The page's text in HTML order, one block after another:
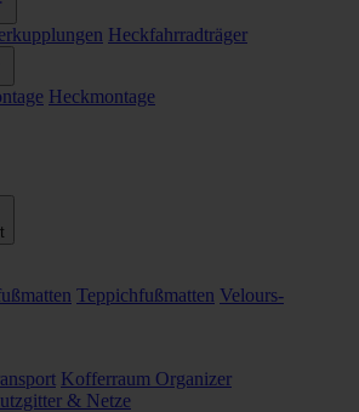
Heckfahrradträger
Heckmontage
Teppichfußmatten Velours-
Kofferraum Organizer
& Netze